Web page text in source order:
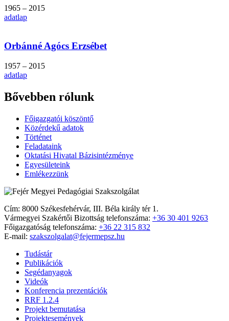
1965 – 2015
adatlap
Orbánné Agócs Erzsébet
1957 – 2015
adatlap
Bővebben rólunk
Főigazgatói köszöntő
Közérdekű adatok
Történet
Feladataink
Oktatási Hivatal Bázisintézménye
Egyesületeink
Emlékezzünk
Cím: 8000 Székesfehérvár, III. Béla király tér 1.
Vármegyei Szakértői Bizottság telefonszáma: +36 30 401 9263
Főigazgatóság telefonszáma: +36 22 315 832
E-mail: szakszolgalat@fejermepsz.hu
Tudástár
Publikációk
Segédanyagok
Videók
Konferencia prezentációk
RRF 1.2.4
Projekt bemutatása
Projektesemények